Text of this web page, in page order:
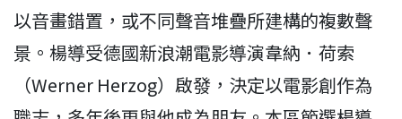
以音畫錯置，或不同聲音堆疊所建構的複數聲
景。楊導受德國新浪潮電影導演韋納．荷索
（Werner Herzog）啟發，決定以電影創作為